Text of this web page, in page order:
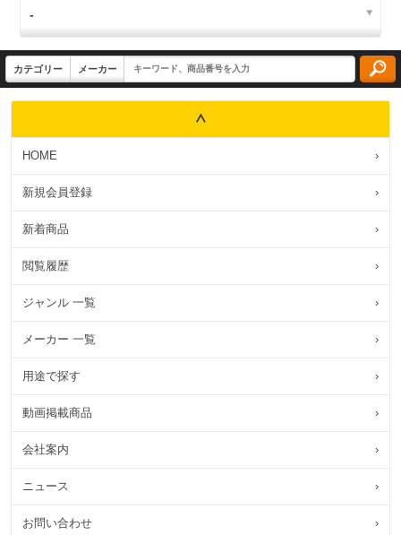
HOME ›
新規会員登録 ›
新着商品 ›
閲覧履歴 ›
ジャンル 一覧 ›
メーカー 一覧 ›
用途で探す ›
動画掲載商品 ›
会社案内 ›
ニュース ›
お問い合わせ ›